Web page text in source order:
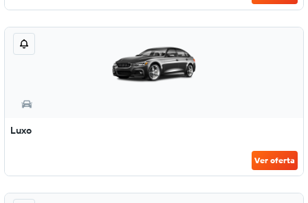
Luxo
Ver oferta